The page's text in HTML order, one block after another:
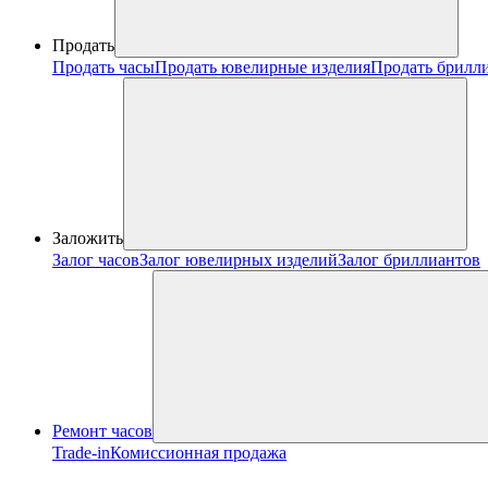
Продать
Продать часыПродать ювелирные изделияПродать
Заложить
Залог часовЗалог ювелирных изделийЗалог бриллиантов
Ремонт часов
Trade-inКомиссионная продажа